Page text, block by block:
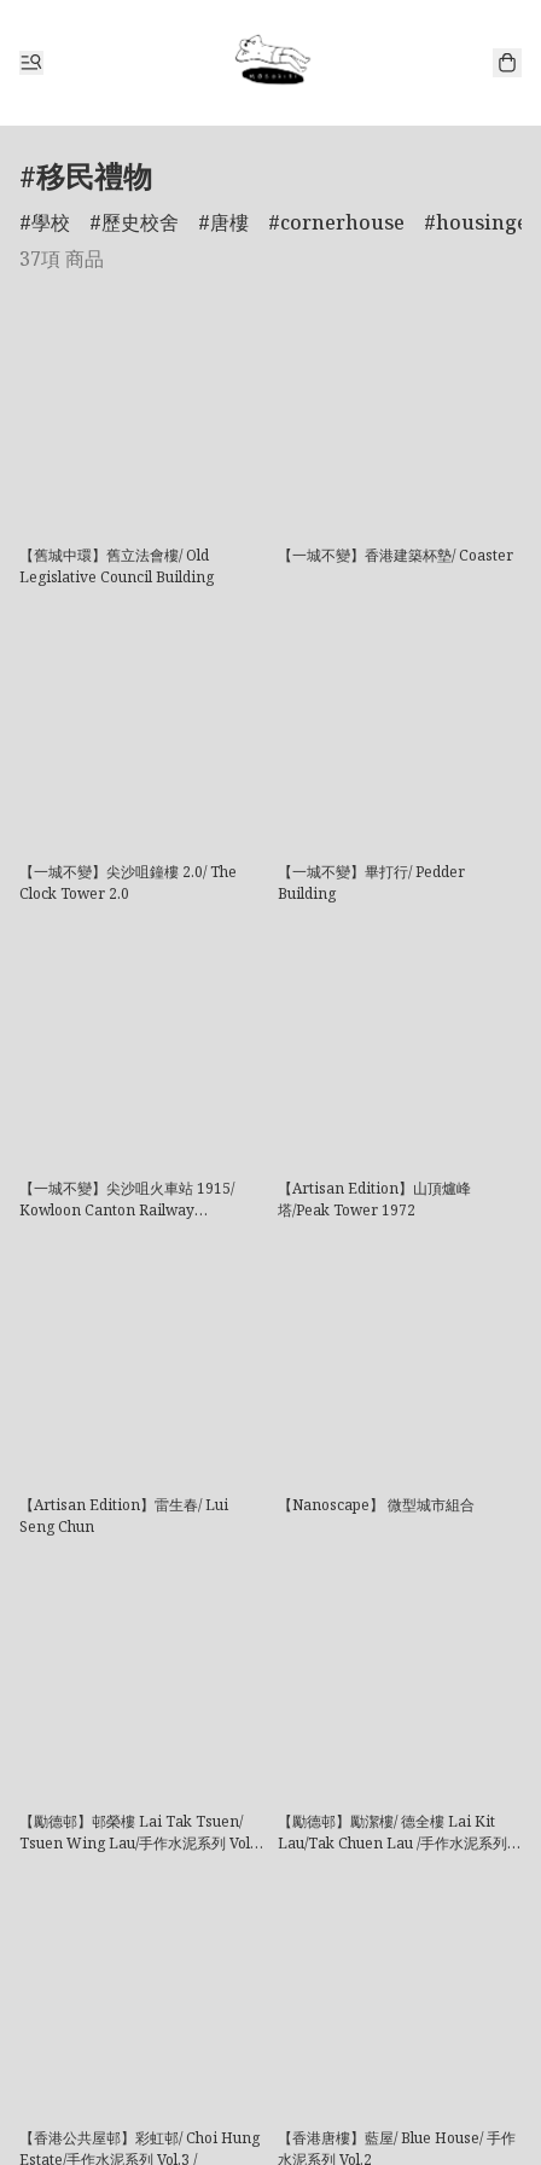
#移民禮物
學校 歷史校舍 唐樓 cornerhouse
37項 商品
【舊城中環】舊立法會樓/ Old
Legislative Council Building
【一城不變】香港建築杯墊/ Coaster
【一城不變】尖沙咀鐘樓 2.0/ The
Clock Tower 2.0
【一城不變】畢打行/ Pedder
Building
【一城不變】尖沙咀火車站 1915/
Kowloon Canton Railway
【Artisan Edition】山頂爐峰
塔/Peak Tower 1972
【Artisan Edition】雷生春/ Lui
Seng Chun
【Nanoscape】 微型城市組合
【勵德邨】邨榮樓 Lai Tak Tsuen/
Tsuen Wing Lau/手作水泥系列 Vol.3
【勵德邨】勵潔樓/ 德全樓 Lai Kit
Lau/Tak Chuen Lau /手作水泥系列
【香港公共屋邨】彩虹邨/ Choi Hung
Estate/手作水泥系列 Vol.3 /
【香港唐樓】藍屋/ Blue House/ 手作
水泥系列 Vol.2